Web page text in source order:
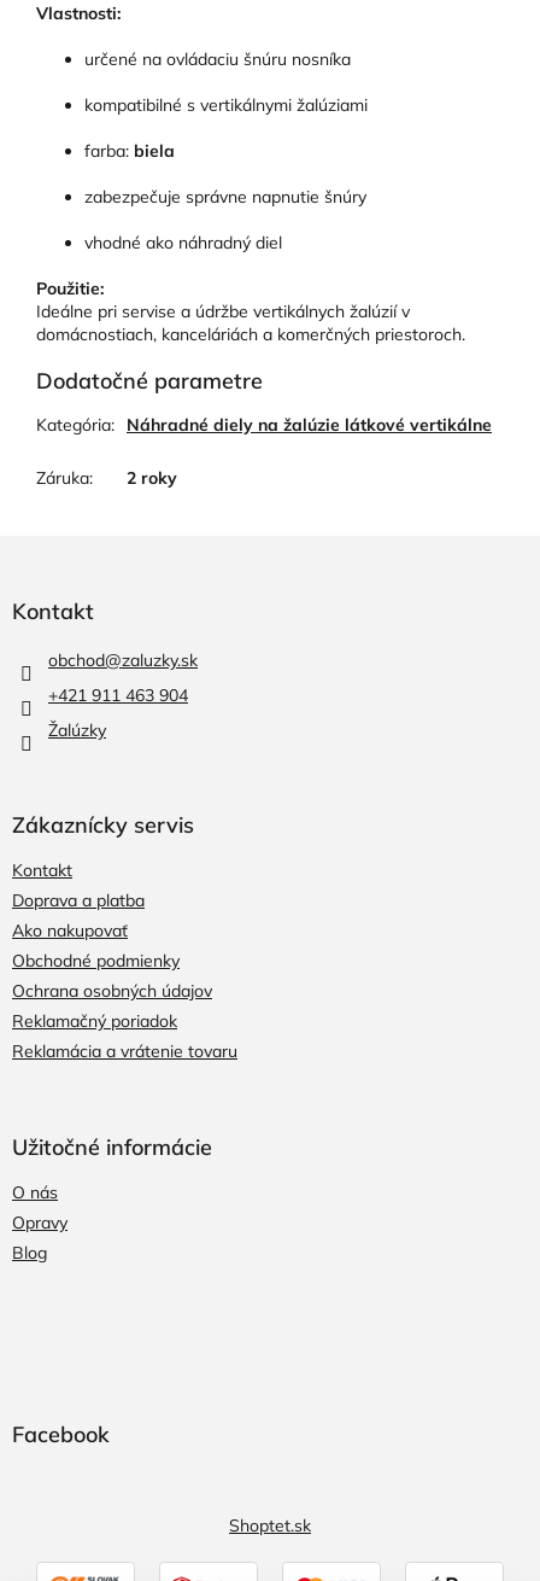
Vlastnosti:
určené na ovládaciu šnúru nosníka
kompatibilné s vertikálnymi žalúziami
farba: biela
zabezpečuje správne napnutie šnúry
vhodné ako náhradný diel
Použitie:
Ideálne pri servise a údržbe vertikálnych žalúzií v
domácnostiach, kanceláriách a komerčných priestoroch.
Dodatočné parametre
Kategória: Náhradné diely na žalúzie látkové vertikálne
Záruka: 2 roky
Kontakt
obchod@zaluzky.sk
+421 911 463 904
Žalúzky
Zákaznícky servis
Kontakt
Doprava a platba
Ako nakupovať
Obchodné podmienky
Ochrana osobných údajov
Reklamačný poriadok
Reklamácia a vrátenie tovaru
Užitočné informácie
O nás
Opravy
Blog
Facebook
Shoptet.sk